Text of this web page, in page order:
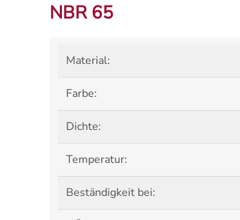
NBR 65
Material:
Farbe:
Dichte:
Temperatur:
Beständigkeit bei: